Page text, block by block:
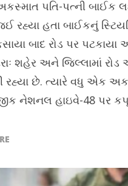
પતિ-પત્ની બાઈક
રહ્યા હતા બાઈકનું
બાદ રોડ પર
શહેર અને જિલ્લામાં
રહ્યા છે. ત્યારે વધુ એક
નેશનલ હાઇવે-48 પર